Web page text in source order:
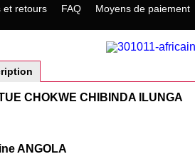
et retours FAQ Moyens de paiement
CHOKWE CHIBINDA ILUNGA
ANGOLA